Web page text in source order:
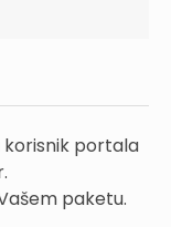
portala
paketu.